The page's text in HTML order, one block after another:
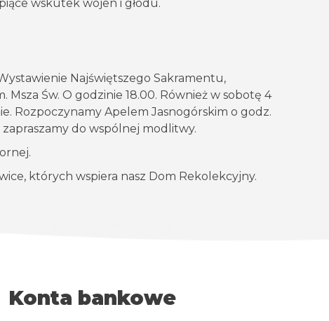
wskutek wojen i głodu.
Najświętszego Sakramentu,
Św. O godzinie 18.00. Również w sobotę 4
Rozpoczynamy Apelem Jasnogórskim o godz.
zapraszamy do wspólnej modlitwy.
których wspiera nasz Dom Rekolekcyjny.
Konta bankowe